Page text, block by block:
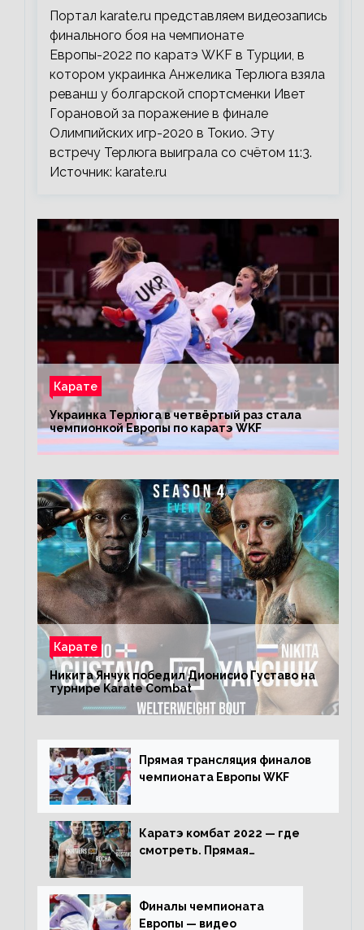
Портал karate.ru представляем видеозапись
финального боя на чемпионате
Европы-2022 по каратэ WKF в Турции, в
котором украинка Анжелика Терлюга взяла
реванш у болгарской спортсменки Ивет
Горановой за поражение в финале
Олимпийских игр-2020 в Токио. Эту
встречу Терлюга выиграла со счётом 11:3.
Источник: karate.ru
Карате
Украинка Терлюга в четвёртый раз стала
чемпионкой Европы по каратэ WKF
Карате
Никита Янчук победил Дионисио Густаво на
турнире Karate Combat
Прямая трансляция финалов
чемпионата Европы WKF
Каратэ комбат 2022 — где
смотреть. Прямая
Финалы чемпионата
Европы — видео